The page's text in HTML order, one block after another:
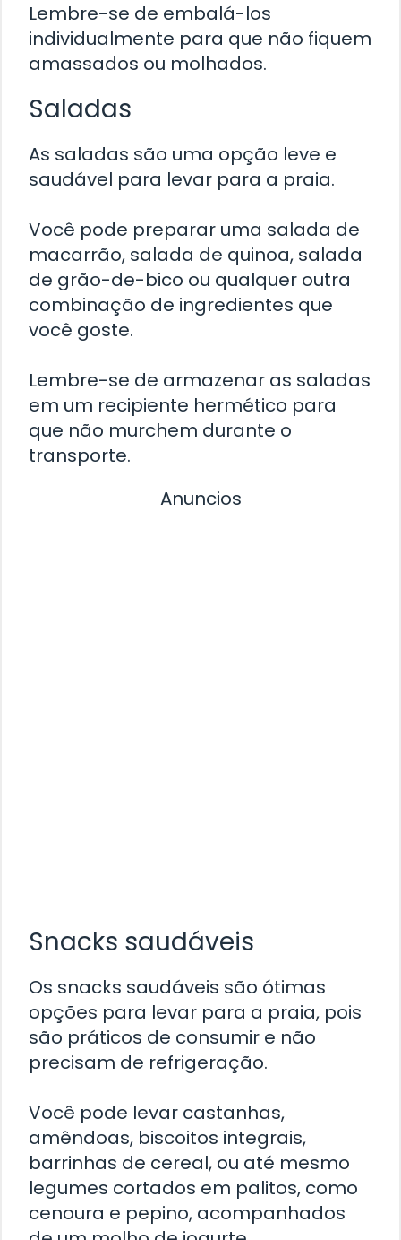
Lembre-se de embalá-los
individualmente para que não fiquem
amassados ou molhados.
Saladas
As saladas são uma opção leve e
saudável para levar para a praia.
Você pode preparar uma salada de
macarrão, salada de quinoa, salada
de grão-de-bico ou qualquer outra
combinação de ingredientes que
você goste.
Lembre-se de armazenar as saladas
em um recipiente hermético para
que não murchem durante o
transporte.
Anuncios
Snacks saudáveis
Os snacks saudáveis são ótimas
opções para levar para a praia, pois
são práticos de consumir e não
precisam de refrigeração.
Você pode levar castanhas,
amêndoas, biscoitos integrais,
barrinhas de cereal, ou até mesmo
legumes cortados em palitos, como
cenoura e pepino, acompanhados